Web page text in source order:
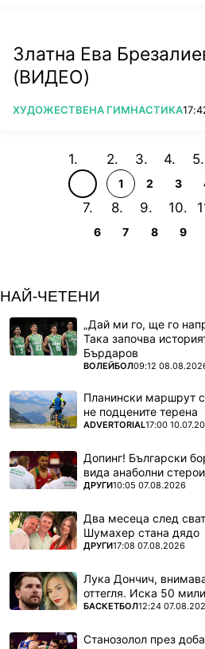
Златна Ева
(ВИДЕО)
ПОВЕЧЕ ОТ
ХУДОЖЕСТВЕНА ГИМНАСТИКА
1 2 3
6 7 8 9
НАЙ-ЧЕТЕНИ
„Дай ми го, ще го
Така започва
Бърдаров
ПОВЕЧЕ ОТ
ВОЛЕЙБОЛ09:12
Планински маршрут
не подцените терена
ПОВЕЧЕ ОТ
ADVERTORIAL17:00
Допинг! Български
вида анаболни
ПОВЕЧЕ ОТ
ДРУГИ10:05 07.08.2026
Два месеца след
Шумахер стана дядо
ПОВЕЧЕ ОТ
ДРУГИ17:08 07.08.2026
Лука Дончич,
оттегля. Иска 50
ПОВЕЧЕ ОТ
БАСКЕТБОЛ12:24
Станозолол през